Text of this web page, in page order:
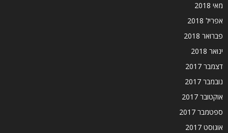
מאי 2018
אפריל 2018
פברואר 2018
ינואר 2018
דצמבר 2017
נובמבר 2017
אוקטובר 2017
ספטמבר 2017
אוגוסט 2017